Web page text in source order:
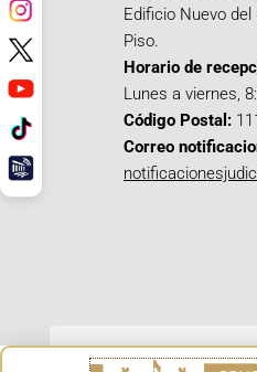
Edificio Nuevo
Piso.
Horario de
Lunes a viernes,
Código Postal:
Correo